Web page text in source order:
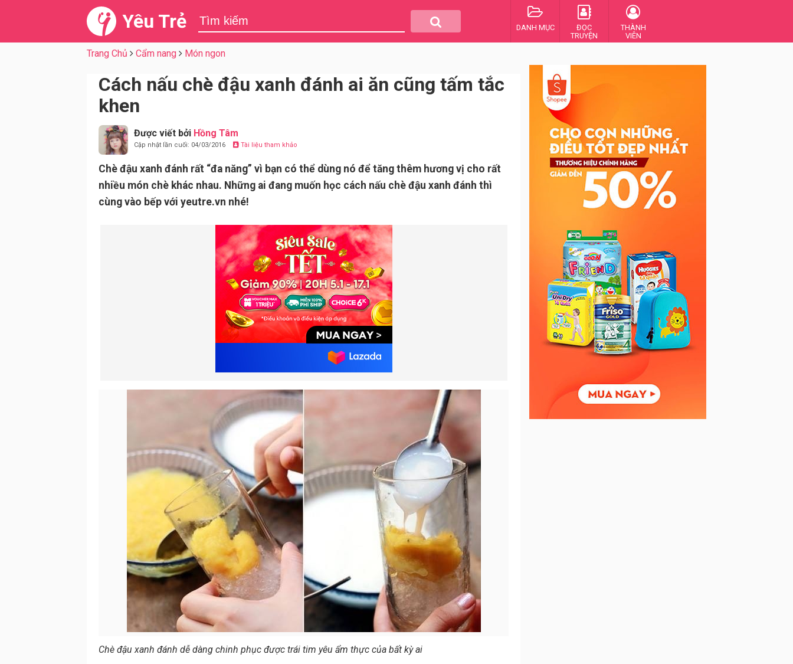
Yêu Trẻ DANH MỤC
ĐỌC
TRUYỆN
THÀNH
VIÊN
Trang Chủ Cẩm nang Món ngon
Cách nấu chè đậu xanh đánh ai ăn cũng tấm tắc
khen
Được viết bởi Hồng Tâm
Cập nhật lần cuối: 04/03/2016 Tài liệu tham khảo
Chè đậu xanh đánh rất “đa năng” vì bạn có thể dùng nó để tăng thêm hương vị cho rất
nhiều món chè khác nhau. Những ai đang muốn học cách nấu chè đậu xanh đánh thì
cùng vào bếp với yeutre.vn nhé!
Chè đậu xanh đánh dễ dàng chinh phục được trái tim yêu ẩm thực của bất kỳ ai